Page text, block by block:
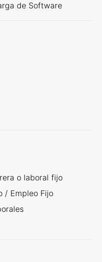
de Software
o laboral fijo
/ Empleo Fijo